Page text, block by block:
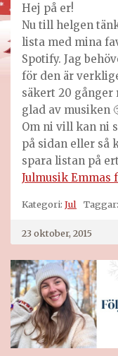
Hej på er!
Nu till helgen
lista med mina
Spotify. Jag
för den är
säkert 20 gånger
glad av musiken
Om ni vill kan ni
på sidan eller så
spara listan på
Julmusik Emmas
Kategori: Jul Taggar:
23 oktober, 2015